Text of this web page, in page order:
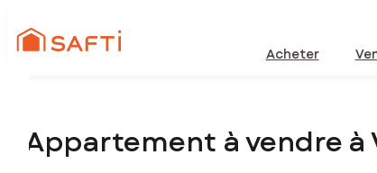
Acheter
Appartement à vendre à